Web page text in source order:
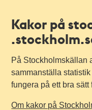
Kakor på
På Stockholmskällan
sammanställa
fungera på ett bra sätt
Om kakor på